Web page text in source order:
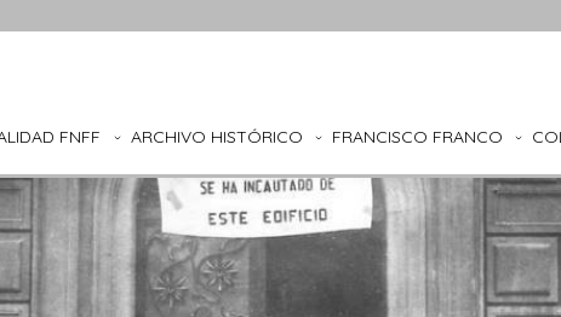
FNFF ARCHIVO HISTÓRICO FRANCISCO FRANCO